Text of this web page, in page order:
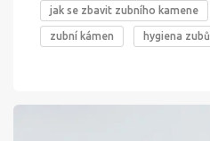
jak se zbavit zubního kamene
zubní kámen hygiena zubů